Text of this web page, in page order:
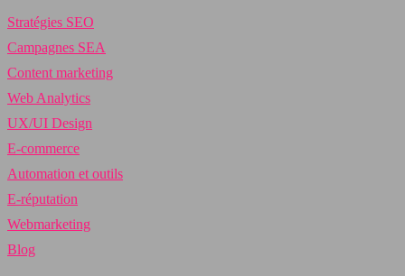
Stratégies SEO
Campagnes SEA
Content marketing
Web Analytics
UX/UI Design
E-commerce
Automation et outils
E-réputation
Webmarketing
Blog